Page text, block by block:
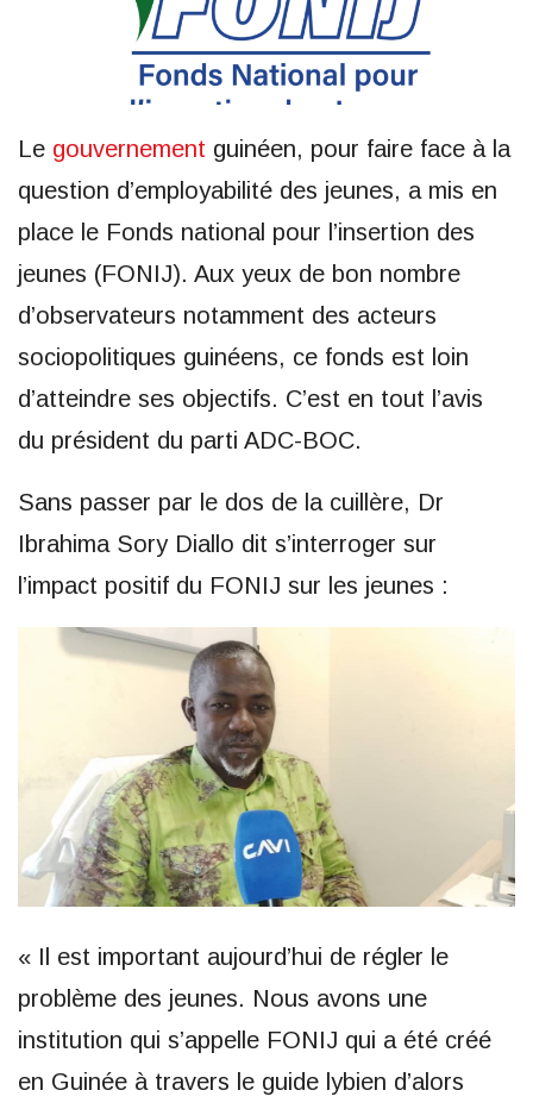
Le gouvernement guinéen, pour faire face à la
question d’employabilité des jeunes, a mis en
place le Fonds national pour l’insertion des
jeunes (FONIJ). Aux yeux de bon nombre
d’observateurs notamment des acteurs
sociopolitiques guinéens, ce fonds est loin
d’atteindre ses objectifs. C’est en tout l’avis
du président du parti ADC-BOC.
Sans passer par le dos de la cuillère, Dr
Ibrahima Sory Diallo dit s’interroger sur
l’impact positif du FONIJ sur les jeunes :
« Il est important aujourd’hui de régler le
problème des jeunes. Nous avons une
institution qui s’appelle FONIJ qui a été créé
en Guinée à travers le guide lybien d’alors